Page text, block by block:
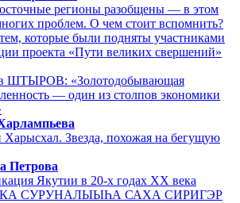
регионы разобщены — в этом
проблем. О чем стоит вспомнить?
которые были подняты участниками
проекта «Пути великих свершений»
ШТЫРОВ: «Золотодобывающая
— один из столпов экономики
Харысхал. Звезда, похожая на бегущую
Петрова
Якутии в 20-х годах ХХ века
СУРУНАЛЫЫҺА САХА СИРИГЭР